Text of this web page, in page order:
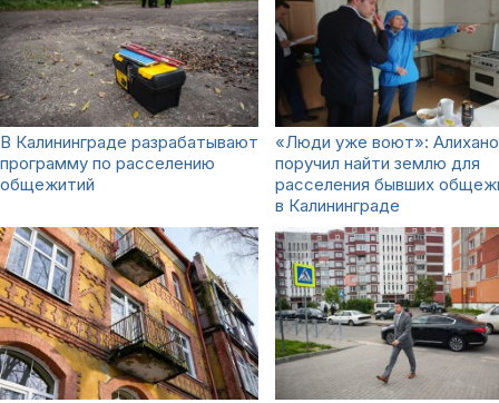
В Калининграде разрабатывают
программу по расселению
общежитий
«Люди уже воют»:
поручил найти землю для
расселения бывших
в Калининграде